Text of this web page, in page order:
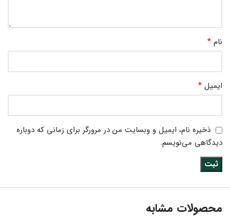
نام *
ایمیل *
ذخیره نام، ایمیل و وبسایت من در مرورگر برای زمانی که دوباره
دیدگاهی می‌نویسم.
محصولات مشابه